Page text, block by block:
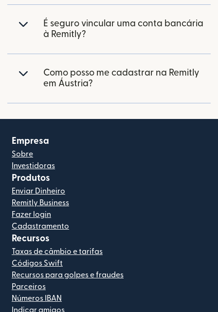
É seguro vincular uma conta bancária
à Remitly?
Como posso me cadastrar na Remitly
em Áustria?
Empresa
Sobre
Investidoras
Produtos
Enviar Dinheiro
Remitly Business
Fazer login
Cadastramento
Recursos
Taxas de câmbio e tarifas
Códigos Swift
Recursos para golpes e fraudes
Parceiros
Números IBAN
Indicar amigos